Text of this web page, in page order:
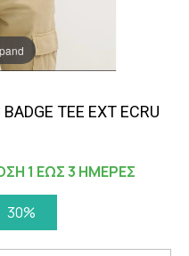
TEE EXT ECRU
1 ΕΩΣ 3 ΗΜΕΡΕΣ
30%